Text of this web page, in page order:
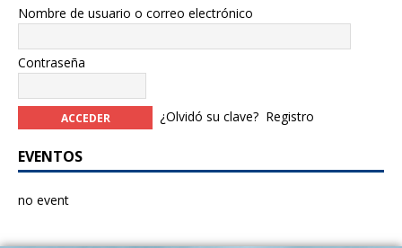
Nombre de usuario o correo electrónico
Contraseña
¿Olvidó su clave? Registro
EVENTOS
no event